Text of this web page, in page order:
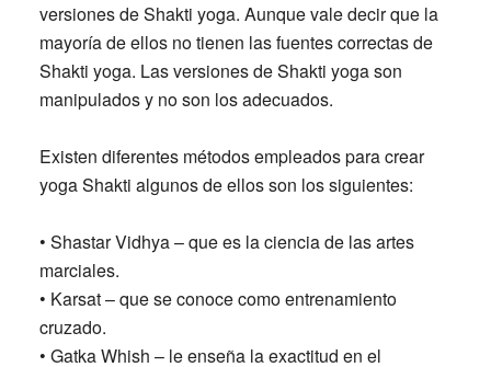
versiones de Shakti yoga. Aunque vale decir que la
mayoría de ellos no tienen las fuentes correctas de
Shakti yoga. Las versiones de Shakti yoga son
manipulados y no son los adecuados.
Existen diferentes métodos empleados para crear
yoga Shakti algunos de ellos son los siguientes:
• Shastar Vidhya – que es la ciencia de las artes
marciales.
• Karsat – que se conoce como entrenamiento
cruzado.
• Gatka Whish – le enseña la exactitud en el